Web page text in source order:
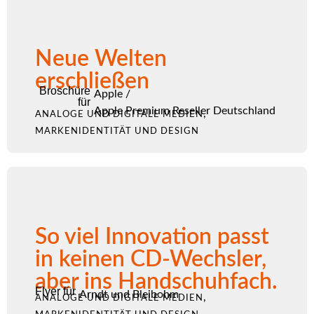
Neue Welten
erschließen
Broschüre
für
Apple/
Apple Premium Reseller Deutschland
ANALOGE UND DIGITALE MEDIEN,
MARKENIDENTITÄT UND DESIGN
So viel Innovation passt
in keinen CD-Wechsler,
aber ins Handschuhfach.
Flyer für Arndt und Bleibohm
ANALOGE UND DIGITALE MEDIEN ,